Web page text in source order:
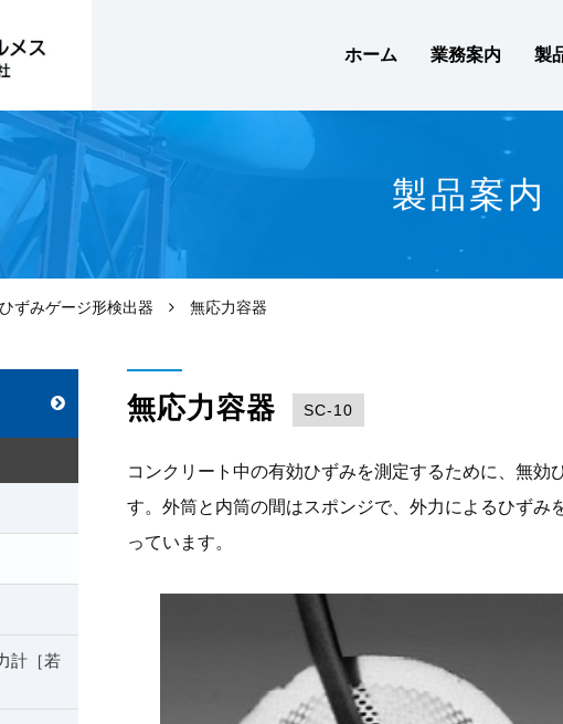
ホーム 業務案内 製
製品案内
ひずみゲージ形検出器 無応力容器
計［若
無応力容器 SC-10
コンクリート中の有効ひずみを測定するために、無
す。外筒と内筒の間はスポンジで、外力によるひず
っています。